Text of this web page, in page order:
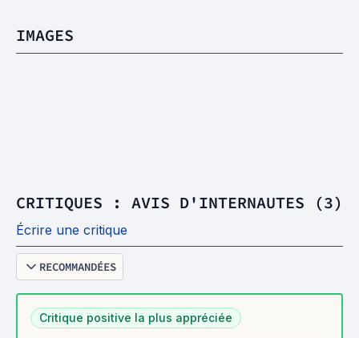
IMAGES
CRITIQUES : AVIS D'INTERNAUTES (3)
Écrire une critique
RECOMMANDÉES
Critique positive la plus appréciée